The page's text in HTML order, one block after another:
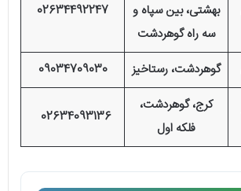
بهشتی، بین سپاه و
سه راه گوهردشت
02634492247
گوهردشت، رستاخیز 09034709030
کرج، گوهردشت،
فلکه اول
02634093136